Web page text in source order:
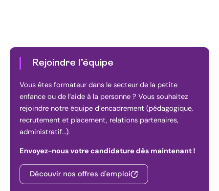
Rejoindre l’équipe
Vous êtes formateur dans le secteur de la petite
enfance ou de l’aide à la personne ? Vous souhaitez
rejoindre notre équipe d’encadrement (pédagogique,
recrutement et placement, relations partenaires,
administratif…).
Envoyez-nous votre candidature dès maintenant !
Découvir nos offres d'emploi